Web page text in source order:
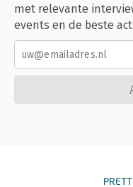
met relevante
events en de beste